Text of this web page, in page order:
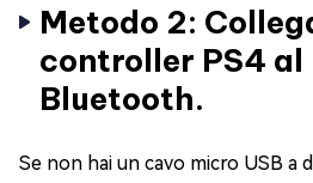
Metodo 2:
controller PS4
Bluetooth.
Se non hai un cavo micro USB a